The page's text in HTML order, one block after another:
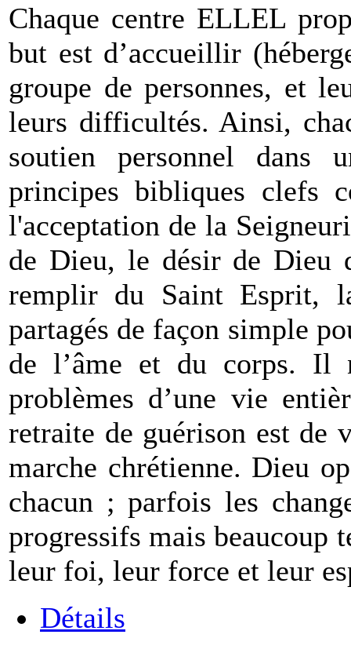
Chaque centre ELLEL
but est d’accueillir
groupe de personnes, et
leurs difficultés. Ainsi,
soutien personnel dans
principes bibliques clefs
l'acceptation de la
de Dieu, le désir de Dieu
remplir du Saint Esprit,
partagés de façon simple
de l’âme et du corps. Il
problèmes d’une vie
retraite de guérison est de
marche chrétienne. Dieu
chacun ; parfois les
progressifs mais beaucoup
leur foi, leur force et leur
Détails